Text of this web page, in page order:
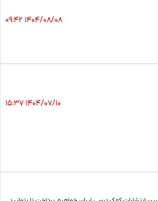
۱۴۰۴/۰۸/۰۸ ۰۹:۴۲
۱۴۰۴/۰۷/۱۰ ۱۵:۳۷